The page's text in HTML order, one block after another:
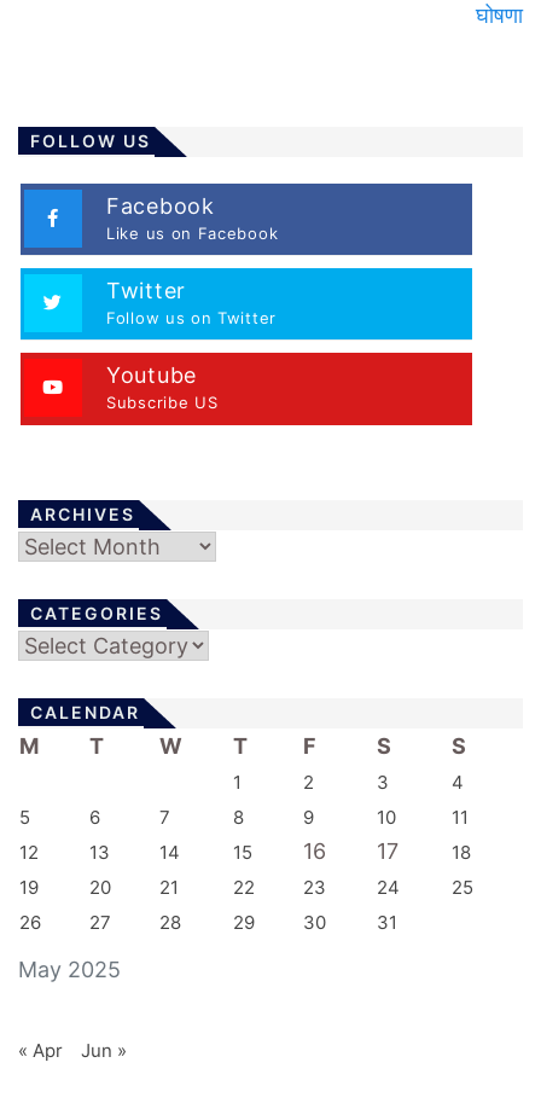
घोषणा
FOLLOW US
Facebook
Like us on Facebook
Twitter
Follow us on Twitter
Youtube
Subscribe US
ARCHIVES
Archives
CATEGORIES
Categories
CALENDAR
May 2025
M T W T F S S
1 2 3
4
5
6 7 8 9 10
11
12
13 14 15 16 17
18
19
20 21 22 23 24
25
26
27 28 29 30 31
« Apr Jun »